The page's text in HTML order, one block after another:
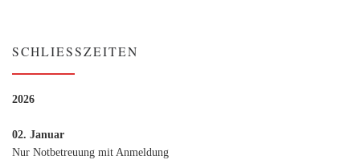
SCHLIESSZEITEN
2026
02. Januar
Nur Notbetreuung mit Anmeldung